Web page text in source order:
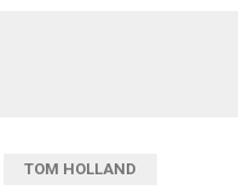
TOM HOLLAND